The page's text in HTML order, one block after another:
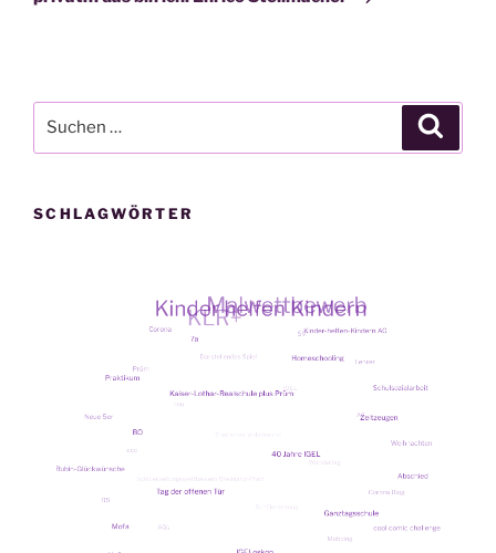
nach:
SCHLAGWÖRTER